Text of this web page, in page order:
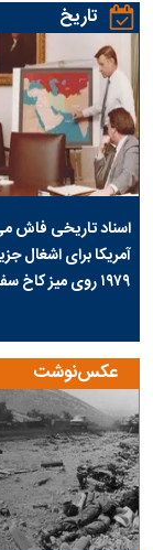
تاریخ
اسناد تاریخی فاش
آمریکا برای اشغال
۱۹۷۹ روی میز کاخ سفید است
عکس‌نوشت